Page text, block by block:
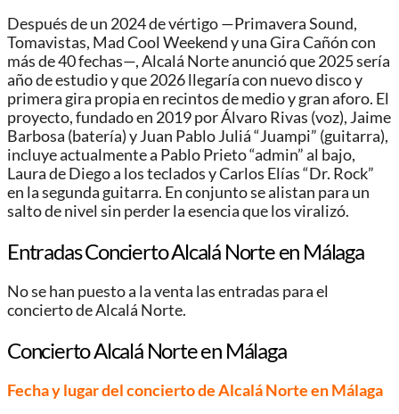
Después de un 2024 de vértigo —Primavera Sound,
Tomavistas, Mad Cool Weekend y una Gira Cañón con
más de 40 fechas—, Alcalá Norte anunció que 2025 sería
año de estudio y que 2026 llegaría con nuevo disco y
primera gira propia en recintos de medio y gran aforo. El
proyecto, fundado en 2019 por Álvaro Rivas (voz), Jaime
Barbosa (batería) y Juan Pablo Juliá “Juampi” (guitarra),
incluye actualmente a Pablo Prieto “admin” al bajo,
Laura de Diego a los teclados y Carlos Elías “Dr. Rock”
en la segunda guitarra. En conjunto se alistan para un
salto de nivel sin perder la esencia que los viralizó.
Entradas Concierto Alcalá Norteen Málaga
No se han puesto a la venta las entradas para el
concierto de Alcalá Norte.
Concierto Alcalá Norte en Málaga
Fecha y lugar del concierto de Alcalá Norteen Málaga